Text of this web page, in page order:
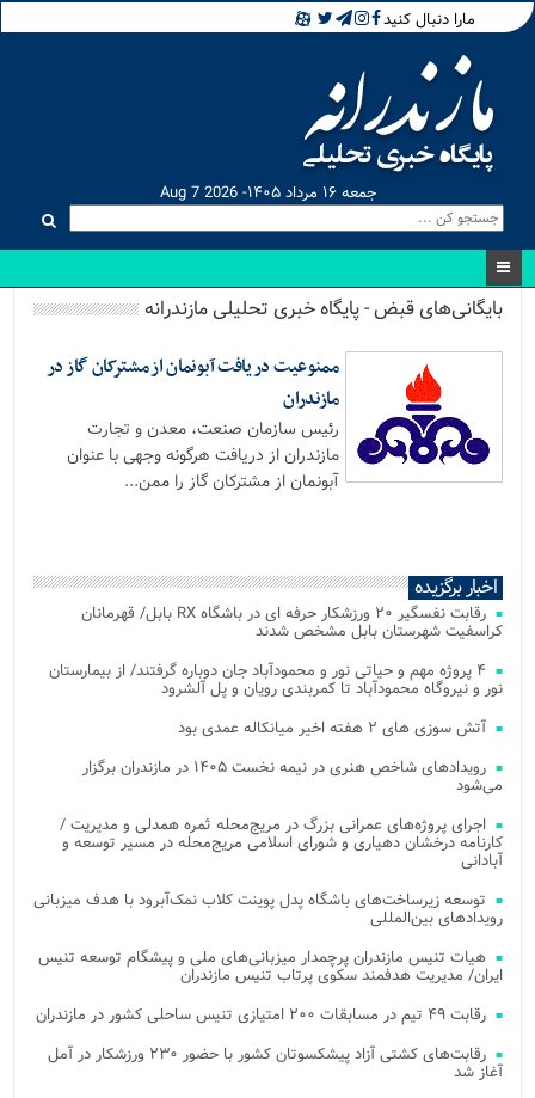
مارا دنبال کنید
جمعه ۱۶ مرداد ۱۴۰۵- Aug 7 2026
بایگانی‌های قبض - پایگاه خبری تحلیلی مازندرانه
ممنوعیت دریافت آبونمان از مشترکان گاز در
مازندران
رئیس سازمان صنعت، معدن و تجارت
مازندران از دریافت هرگونه وجهی با عنوان
آبونمان از مشترکان گاز را ممن...
اخبار برگزیده
رقابت نفسگیر ۲۰ ورزشکار حرفه ای در باشگاه RX بابل/ قهرمانان
کراسفیت شهرستان بابل مشخص شدند
۴ پروژه مهم و حیاتی نور و محمودآباد جان دوباره گرفتند/ از بیمارستان
نور و نیروگاه محمودآباد تا کمربندی رویان و پل آلشرود
آتش‌ سوزی‌ های ۲ هفته اخیر میانکاله عمدی بود
رویدادهای شاخص هنری در نیمه نخست ۱۴۰۵ در مازندران برگزار
می‌شود
اجرای پروژه‌های عمرانی بزرگ در مریج‌محله ثمره همدلی و مدیریت /
کارنامه درخشان دهیاری و شورای اسلامی مریج‌محله در مسیر توسعه و
آبادانی
توسعه زیرساخت‌های باشگاه پدل پوینت کلاب نمک‌آبرود با هدف میزبانی
رویدادهای بین‌المللی
هیات تنیس مازندران پرچمدار میزبانی‌های ملی و پیشگام توسعه تنیس
ایران/ مدیریت هدفمند سکوی پرتاب تنیس مازندران
رقابت ۴۹ تیم در مسابقات ۲۰۰ امتیازی تنیس ساحلی کشور در مازندران
رقابت‌های کشتی آزاد پیشکسوتان کشور با حضور ۲۳۰ ورزشکار در آمل
آغاز شد